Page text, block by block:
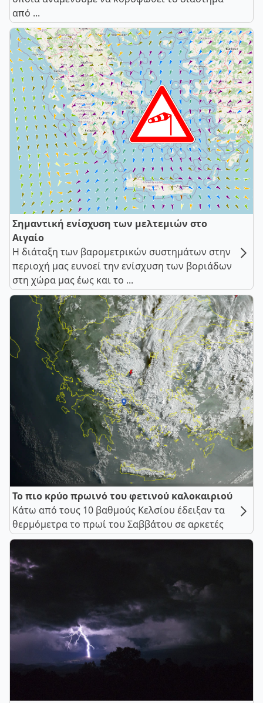
από ...
Σημαντική ενίσχυση των μελτεμιών στο
Αιγαίο
Η διάταξη των βαρομετρικών συστημάτων στην
περιοχή μας ευνοεί την ενίσχυση των βοριάδων
στη χώρα μας έως και το ...
Το πιο κρύο πρωινό του φετινού καλοκαιριού
Κάτω από τους 10 βαθμούς Κελσίου έδειξαν τα
θερμόμετρα το πρωί του Σαββάτου σε αρκετές